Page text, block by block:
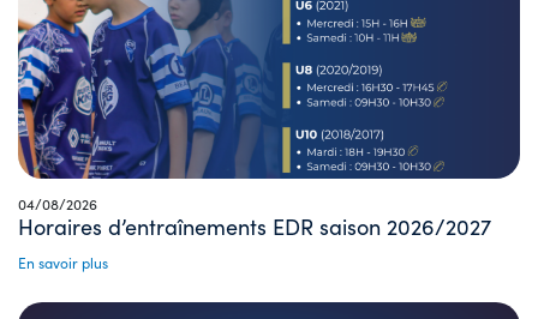
04/08/2026
Horaires d’entraînements EDR saison 2026/2027
En savoir plus